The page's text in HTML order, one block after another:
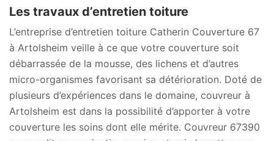
Les travaux d’entretien toiture
L’entreprise d’entretien toiture Catherin Couverture 67
à Artolsheim veille à ce que votre couverture soit
débarrassée de la mousse, des lichens et d’autres
micro-organismes favorisant sa détérioration. Doté de
plusieurs d’expériences dans le domaine, couvreur à
Artolsheim est dans la possibilité d’apporter à votre
couverture les soins dont elle mérite. Couvreur 67390